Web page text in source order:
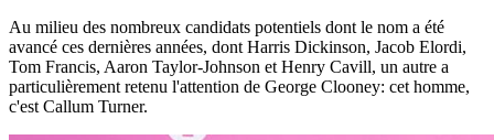
Au milieu des nombreux candidats potentiels dont le nom a été
avancé ces dernières années, dont Harris Dickinson, Jacob Elordi,
Tom Francis, Aaron Taylor-Johnson et Henry Cavill, un autre a
particulièrement retenu l'attention de George Clooney: cet homme,
c'est Callum Turner.